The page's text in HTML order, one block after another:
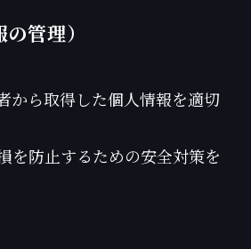
管理）
から取得した個人情報を適切
を防止するための安全対策を